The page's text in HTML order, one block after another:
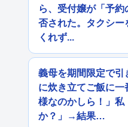
ら、受付嬢が「予
否された。タクシー
くれず...
義母を期間限定で
に炊き立てご飯に
様なのかしら！」
か？」→結果…